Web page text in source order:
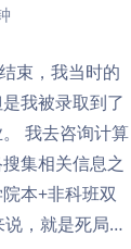
束，我当时的
我被录取到了
我去咨询计算
集相关信息之
本+非科班双
，就是死局…